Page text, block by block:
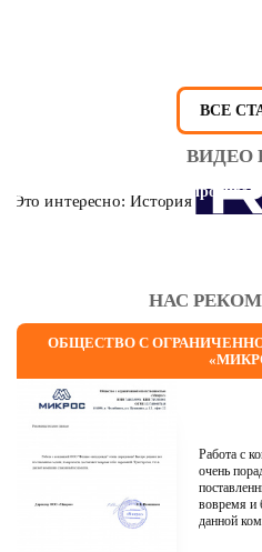
ВСЕ
ВИДЕО
Это интересно: История
НАС
ОБЩЕСТВО С
Работа с
очень
вовремя и
данной